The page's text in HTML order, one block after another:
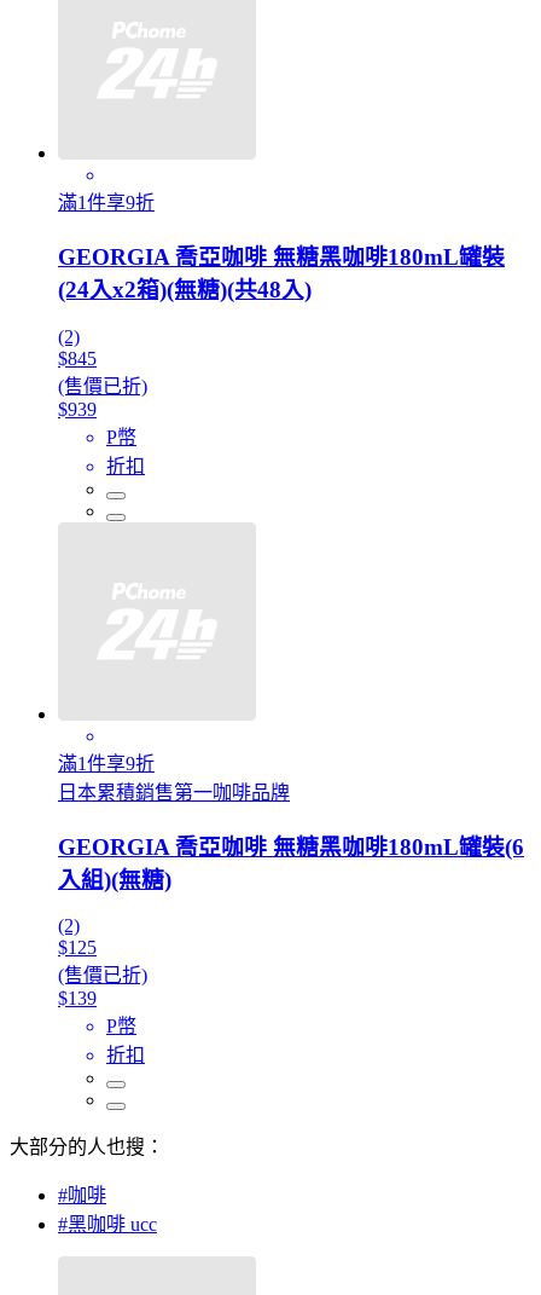
滿1件享9折
GEORGIA 喬亞咖啡 無糖黑咖啡180mL罐裝
(24入x2箱)(無糖)(共48入)
(2)
$845
(售價已折)
$939
P幣
折扣
滿1件享9折
日本累積銷售第一咖啡品牌
GEORGIA 喬亞咖啡 無糖黑咖啡180mL罐裝(6
入組)(無糖)
(2)
$125
(售價已折)
$139
P幣
折扣
大部分的人也搜：
#咖啡
#黑咖啡 ucc